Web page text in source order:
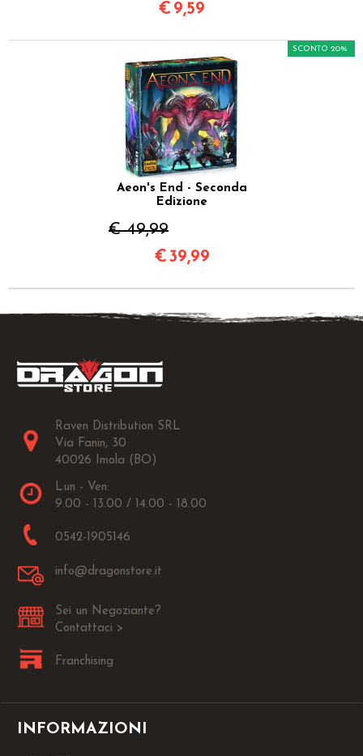
€ 9,59
Aeon's End - Seconda
Edizione
€ 49,99
SCONTO 20%
€39,99
Raven Distribution SRL
Via Fanin, 30
40026 Imola (BO)
Lun - Ven:
9.00 - 13.00 / 14.00 - 18.00
0542-1905146
info@dragonstore.it
Sei un Negoziante?
Contattaci >
Franchising
INFORMAZIONI